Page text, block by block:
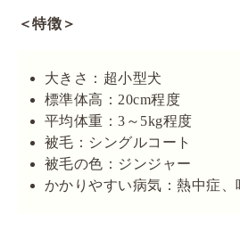
＜特徴＞
大きさ：超小型犬
標準体高：20cm程度
平均体重：3～5kg程度
被毛：シングルコート
被毛の色：ジンジャー
かかりやすい病気：熱中症、